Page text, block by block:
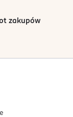
zakupów